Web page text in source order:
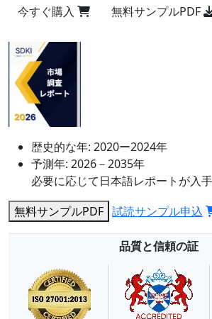
今すぐ購入
無料サンプルPDF
歴史的な年: 2020ー2024年
予測年: 2026－2035年
必要に応じて日本語レポートが入
無料サンプルPDF 試読サンプル申込
品質と信頼の証